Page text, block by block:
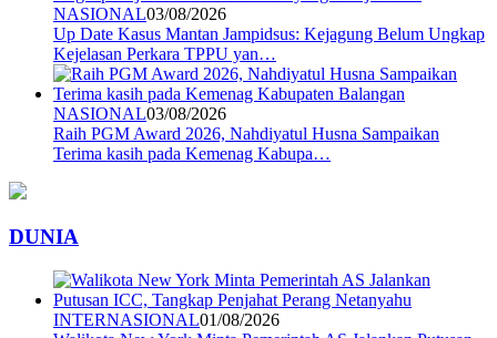
NASIONAL03/08/2026
Up Date Kasus Mantan Jampidsus: Kejagung Belum Ungkap
Kejelasan Perkara TPPU yan…
NASIONAL03/08/2026
Raih PGM Award 2026, Nahdiyatul Husna Sampaikan
Terima kasih pada Kemenag Kabupa…
DUNIA
INTERNASIONAL01/08/2026